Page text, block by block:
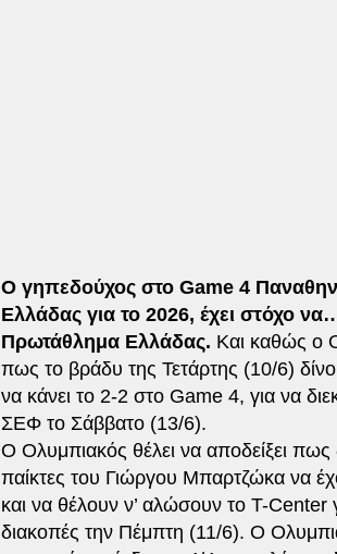
Ο γηπεδούχος στο Game 4
Ελλάδας για το 2026, έχει στόχο
Πρωτάθλημα Ελλάδας. Και καθώς ο
πως το βράδυ της Τετάρτης (10/6)
να κάνει το 2-2 στο Game 4, για να
ΣΕΦ το Σάββατο (13/6).
O Ολυμπιακός θέλει να αποδείξει
παίκτες του Γιώργου Μπαρτζώκα να
και να θέλουν ν’ αλώσουν το T-
διακοπές την Πέμπτη (11/6). Ο